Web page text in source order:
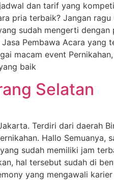
dan tarif yang
pria terbaik? Jangan
sudah mengerti
Pembawa Acara yang
macam event
baik
Selatan
Terdiri dari daerah
Hallo Semuanya,
sudah memiliki jam
hal tersebut sudah di
yang mengawali